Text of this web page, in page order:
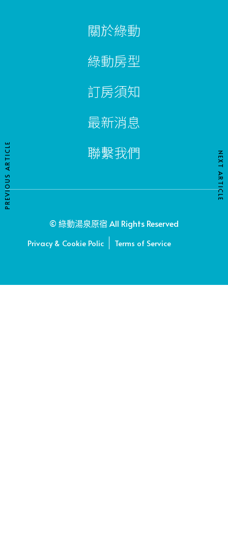
PREVIOUS ARTICLE NEXT ARTICLE
關於綠動
綠動房型
訂房須知
最新消息
聯繫我們
© 綠動湯泉原宿 All Rights Reserved
Privacy & Cookie Polic Terms of Service